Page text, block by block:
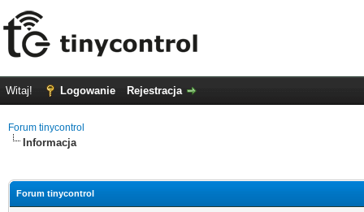
Witaj! Logowanie Rejestracja
Forum tinycontrol
Informacja
Forum tinycontrol